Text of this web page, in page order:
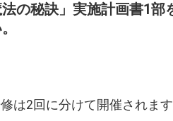
の秘訣」実施計画書1部
は2回に分けて開催されます